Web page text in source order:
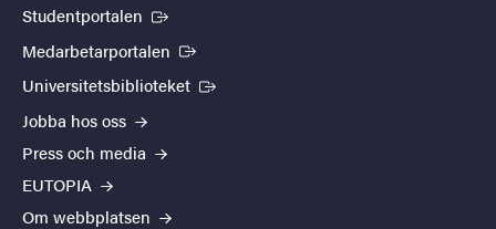
Studentportalen (Extern länk)
Medarbetarportalen (Extern länk)
Universitetsbiblioteket (Extern länk)
Jobba hos oss
Press och media
EUTOPIA
Om webbplatsen